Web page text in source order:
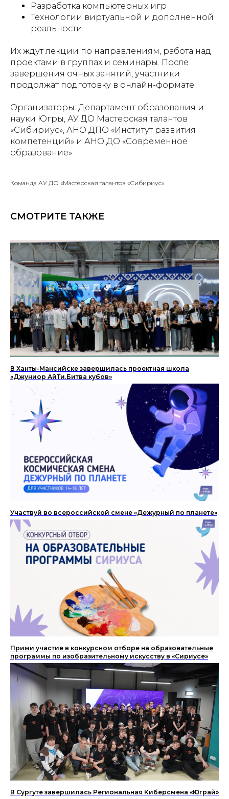
Разработка компьютерных игр
Технологии виртуальной и дополненной
реальности
Их ждут лекции по направлениям, работа над
проектами в группах и семинары. После
завершения очных занятий, участники
продолжат подготовку в онлайн-формате.
Организаторы: Департамент образования и
науки Югры, АУ ДО Мастерская талантов
«Сибириус», АНО ДПО «Институт развития
компетенций» и АНО ДО «Современное
образование».
Команда АУ ДО «Мастерская талантов «Сибириус»
СМОТРИТЕ ТАКЖЕ
В Ханты-Мансийске завершилась проектная школа
«Джуниор АйТи.Битва кубов»
Участвуй во всероссийской смене «Дежурный по планете»
Прими участие в конкурсном отборе на образовательные
программы по изобразительному искусству в «Сириусе»
В Сургуте завершилась Региональная Киберсмена «Юграй»